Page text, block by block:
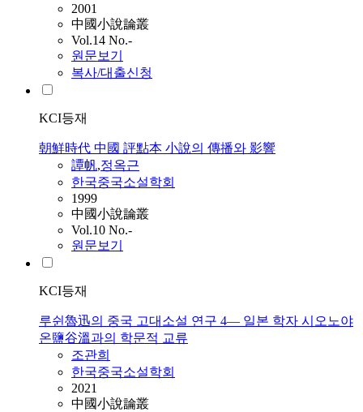
2001
中國小說論叢
Vol.14 No.-
원문보기
복사/대출신청
KCI등재
朝鮮時代 中國 評點本 小說의 傳播와 影響
譚帆,정옥근
한국중국소설학회
1999
中國小說論叢
Vol.10 No.-
원문보기
KCI등재
루쉰魯迅의 중국 고대소설 연구 4— 일본 학자 시오노야
온鹽谷溫과의 학문적 교류
조관희
한국중국소설학회
2021
中國小說論叢